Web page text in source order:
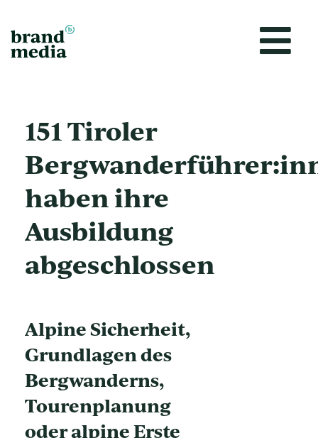
Inhalt
springen
151 Tiroler
haben ihre
Ausbildung
abgeschlossen
Alpine Sicherheit,
Grundlagen des
Bergwanderns,
Tourenplanung
oder alpine Erste